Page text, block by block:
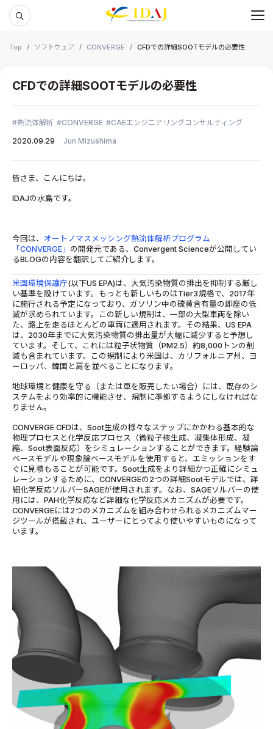
メ
Top ソフトウェア CONVERGE CFDでの詳細SOOTモデルの必要性
CFDでの詳細SOOTモデルの必要性
熱流体解析 CONVERGE
CAEエンジニアリングコンサルティング
2020.09.29
Jun Mizushima
皆さま、こんにちは。
IDAJの水島です。
今回は、 オートノマスメッシング熱流体解析プログラム
「CONVERGE」 の開発元である、Convergent Scienceが公開してい
るBLOGの内容を翻訳してご紹介します。
米国環境保護庁(以下US EPA)は、大気汚染物質の排出を抑制する厳し
い基準を設けています。もっとも新しいものはTier3規格で、2017年
に施行される予定になっており、ガソリン中の硫黄含有量の即座の低
減が求められています。この新しい規制は、一部の大型車両を除い
た、路上を走るほとんどの車両に適用されます。その結果、US EPA
は、2030年までに大気汚染物質の排出量が大幅に減少すると予想し
ています。そして、これには粒子状物質（PM2.5）約8,000トンの削
減も含まれています。この規制により米国は、カリフォルニア州、ヨ
ーロッパ、韓国と肩を並べることになります。
地球環境と健康を守る（または車を販売したい場合）には、既存のシ
ステムをより効率的に機能させ、規制に準拠するようにしなければな
りません。
CONVERGE CFDは、Soot生成の様々なステップにかかわる基本的な
物理プロセスと化学反応プロセス（微粒子核生成、凝集体形成、凝
縮、Soot表面反応）をシミュレーションすることができます。経験論
ベースモデルや現象論ベースモデルを使用すると、エミッションをす
ぐに見積もることが可能です。Soot生成をより詳細かつ正確にシミュ
レーションするために、CONVERGEの2つの詳細Sootモデルでは、詳
細化学反応ソルバーSAGEが使用されます。なお、SAGEソルバーの使
用には、PAH化学反応など詳細な化学反応メカニズムが必要です。
CONVERGEには2つのメカニズムを組み合わせられるメカニズムマー
ジツールが搭載され、ユーザーにとってより使いやすいものになって
います。